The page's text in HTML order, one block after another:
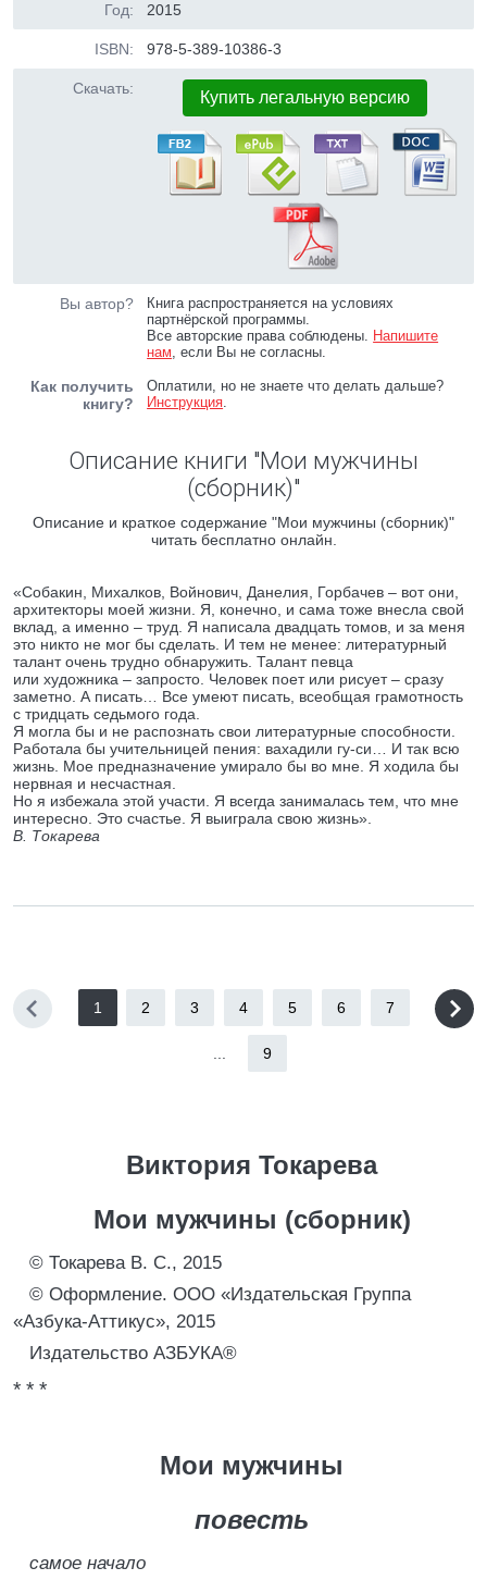
Год: 2015
ISBN: 978-5-389-10386-3
Скачать: Купить легальную версию
Вы автор?
Книга распространяется на условиях
партнёрской программы.
Все авторские права соблюдены. Напишите
нам, если Вы не согласны.
Как получить
книгу?
Оплатили, но не знаете что делать дальше?
Инструкция.
Описание книги "Мои мужчины
(сборник)"
Описание и краткое содержание "Мои мужчины (сборник)"
читать бесплатно онлайн.
«Собакин, Михалков, Войнович, Данелия, Горбачев – вот они,
архитекторы моей жизни. Я, конечно, и сама тоже внесла свой
вклад, а именно – труд. Я написала двадцать томов, и за меня
это никто не мог бы сделать. И тем не менее: литературный
талант очень трудно обнаружить. Талант певца
или художника – запросто. Человек поет или рисует – сразу
заметно. А писать… Все умеют писать, всеобщая грамотность
с тридцать седьмого года.
Я могла бы и не распознать свои литературные способности.
Работала бы учительницей пения: вахадили гу-си… И так всю
жизнь. Мое предназначение умирало бы во мне. Я ходила бы
нервная и несчастная.
Но я избежала этой участи. Я всегда занималась тем, что мне
интересно. Это счастье. Я выиграла свою жизнь».
В. Токарева
1 2 3 4 5 6 7
9
Виктория Токарева
Мои мужчины (сборник)
© Токарева В. С., 2015
© Оформление. ООО «Издательская Группа
«Азбука-Аттикус», 2015
Издательство АЗБУКА®
* * *
Мои мужчины
повесть
самое начало